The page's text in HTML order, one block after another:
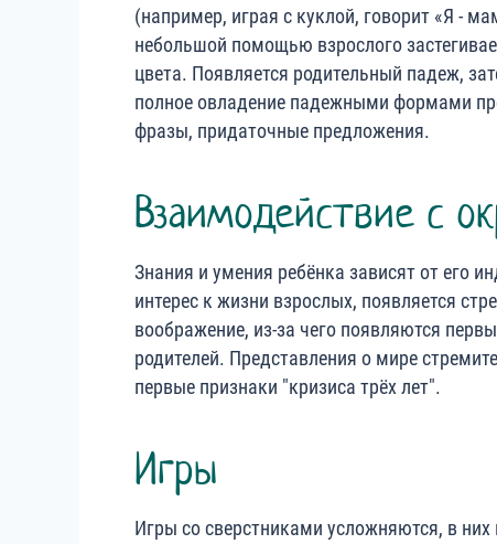
(например, играя с куклой, говорит «Я -
небольшой помощью взрослого
цвета. Появляется родительный падеж,
полное овладение падежными формами
фразы, придаточные предложения.
Взаимодействие с
Знания и умения ребёнка зависят от его
интерес к жизни взрослых, появляется
воображение, из-за чего появляются
родителей. Представления о мире
первые признаки "кризиса трёх лет".
Игры
Игры со сверстниками усложняются, в